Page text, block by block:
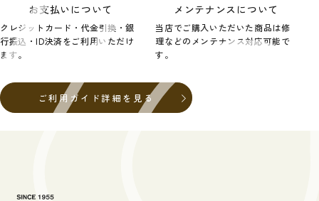
お支払いについて
クレジットカード・代金引換・銀
行振込・ID決済をご利用いただけ
ます。
メンテナンスについて
当店でご購入いただいた商品は修
理などのメンテナンス対応可能で
す。
ご利用ガイド詳細を見る